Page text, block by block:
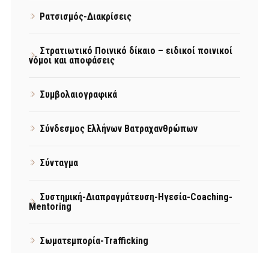
Ρατσισμός-Διακρίσεις
Στρατιωτικό Ποινικό δίκαιο – ειδικοί ποινικοί
νόμοι και αποφάσεις
Συμβολαιογραφικά
Σύνδεσμος Ελλήνων Βατραχανθρώπων
Σύνταγμα
Συστημική-Διαπραγμάτευση-Ηγεσία-Coaching-
Mentoring
Σωματεμπορία-Trafficking